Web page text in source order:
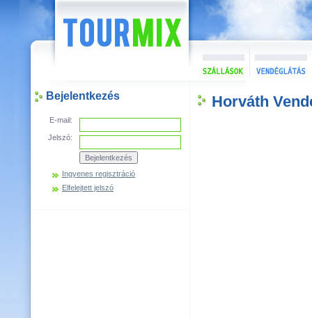
Bejelentkezés
E-mail:
Jelszó:
Ingyenes regisztráció
Elfelejtett jelszó
Horváth